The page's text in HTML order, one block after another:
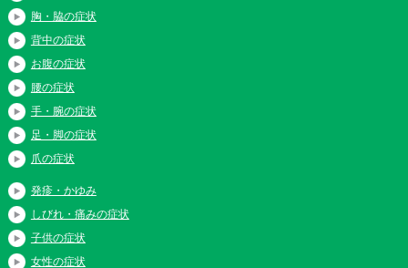
胸・脇の症状
背中の症状
お腹の症状
腰の症状
手・腕の症状
足・脚の症状
爪の症状
発疹・かゆみ
しびれ・痛みの症状
子供の症状
女性の症状